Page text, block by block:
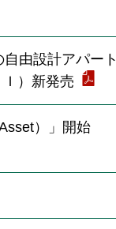
由設計アパート
）新発売
）」開始